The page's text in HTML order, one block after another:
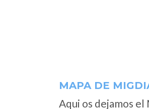
MAPA DE
Aqui os dejamos